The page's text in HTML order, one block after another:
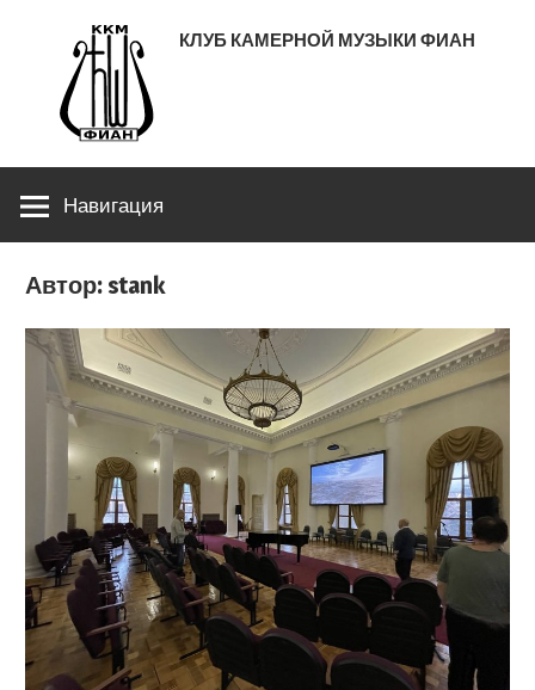
содержимому
КЛУБ КАМЕРНОЙ МУЗЫКИ ФИАН
ЛЕНИНСКИЙ ПРОСПЕКТ 53
Навигация
Автор: stank